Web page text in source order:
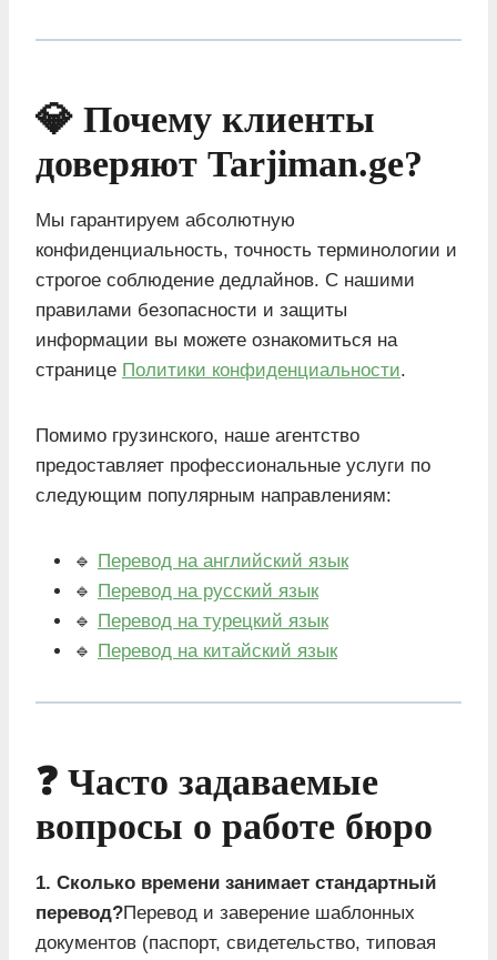
💎 Почему клиенты
доверяют Tarjiman.ge?
Мы гарантируем абсолютную
конфиденциальность, точность терминологии и
строгое соблюдение дедлайнов. С нашими
правилами безопасности и защиты
информации вы можете ознакомиться на
странице Политики конфиденциальности.
Помимо грузинского, наше агентство
предоставляет профессиональные услуги по
следующим популярным направлениям:
🔹 Перевод на английский язык
🔹 Перевод на русский язык
🔹 Перевод на турецкий язык
🔹 Перевод на китайский язык
❓ Часто задаваемые
вопросы о работе бюро
1. Сколько времени занимает стандартный
перевод?Перевод и заверение шаблонных
документов (паспорт, свидетельство, типовая